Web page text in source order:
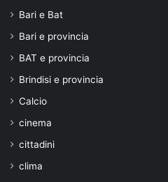
Bari e Bat
Bari e provincia
BAT e provincia
Brindisi e provincia
Calcio
cinema
cittadini
clima